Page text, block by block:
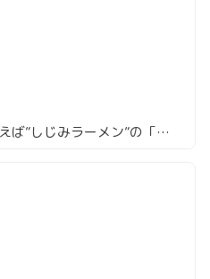
六本木の締めラーメンといえば”しじみラーメン”の「串とろ」